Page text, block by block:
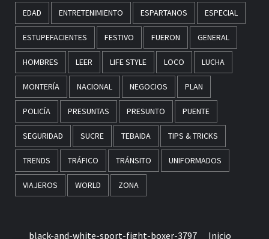
EDAD ENTRETENIMIENTO ESPARTANOS ESPECIAL
ESTUPEFACIENTES FESTIVO FUERON GENERAL
HOMBRES LEER LIFE STYLE LOCO LUCHA
MONTERÍA NACIONAL NEGOCIOS PLAN
POLICÍA PRESUNTAS PRESUNTO PUENTE
SEGURIDAD SUCRE TEBAIDA TIPS & TRICKS
TRENDS TRÁFICO TRÁNSITO UNIFORMADOS
VIAJEROS WORLD ZONA
black-and-white-sport-fight-boxer-3797 Inicio